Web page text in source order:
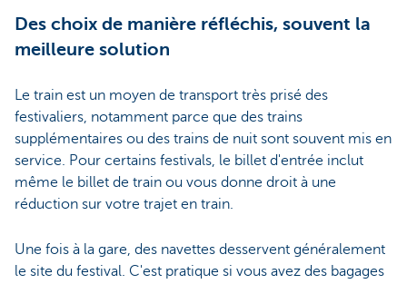
Des choix de manière réfléchis, souvent la
meilleure solution
Le train est un moyen de transport très prisé des
festivaliers, notamment parce que des trains
supplémentaires ou des trains de nuit sont souvent mis en
service. Pour certains festivals, le billet d'entrée inclut
même le billet de train ou vous donne droit à une
réduction sur votre trajet en train.
Une fois à la gare, des navettes desservent généralement
le site du festival. C'est pratique si vous avez des bagages